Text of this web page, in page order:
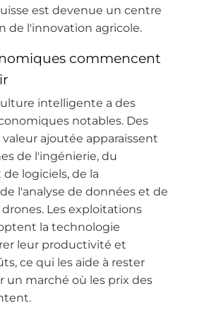
est devenue un centre
de l'innovation agricole.
commencent
intelligente a des
notables. Des
ajoutée apparaissent
de l'ingénierie, du
logiciels, de la
l'analyse de données et de
Les exploitations
la technologie
leur productivité et
ce qui les aide à rester
un marché où les prix des